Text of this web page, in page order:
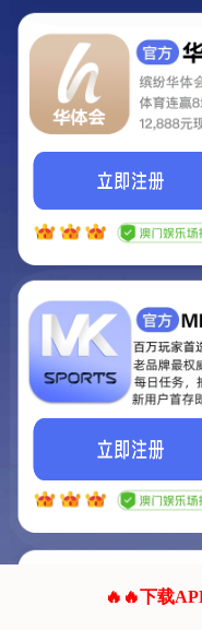
我们
我们
它将